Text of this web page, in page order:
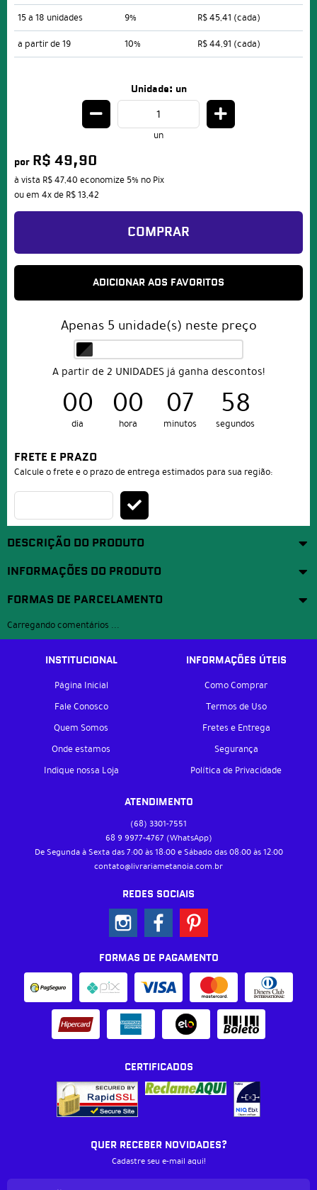
15 a 18 unidades
9% R$ 45,41 (cada)
a partir de 19
10% R$ 44,91 (cada)
Unidade: un
un
por R$ 49,90
à vista R$ 47,40 economize 5% no Pix
ou em 4xde R$ 13,42
COMPRAR
ADICIONAR AOS FAVORITOS
Apenas 5 unidade(s) neste preço
A partir de 2 UNIDADES já ganha descontos!
00
dia
00
hora
07
minutos
58
segundos
FRETE E PRAZO
Calcule o frete e o prazo de entrega estimados para sua região:
DESCRIÇÃO DO PRODUTO
INFORMAÇÕES DO PRODUTO
FORMAS DE PARCELAMENTO
Carregando comentários ...
INSTITUCIONAL
Página Inicial
Fale Conosco
Quem Somos
Onde estamos
Indique nossa Loja
INFORMAÇÕES ÚTEIS
Como Comprar
Termos de Uso
Fretes e Entrega
Segurança
Política de Privacidade
ATENDIMENTO
(68) 3301-7551
68 9 9977-4767 (WhatsApp)
De Segunda à Sexta das 7:00 às 18:00 e Sábado das 08:00 às 12:00
contato@livrariametanoia.com.br
REDES SOCIAIS
FORMAS DE PAGAMENTO
CERTIFICADOS
QUER RECEBER NOVIDADES?
Cadastre seu e-mail aqui!